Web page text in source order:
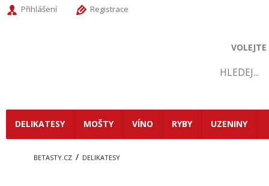
Přihlášení Registrace
VOLEJTE
DELIKATESY MOŠTY VÍNO RYBY UZENINY
BETASTY.CZ / DELIKATESY